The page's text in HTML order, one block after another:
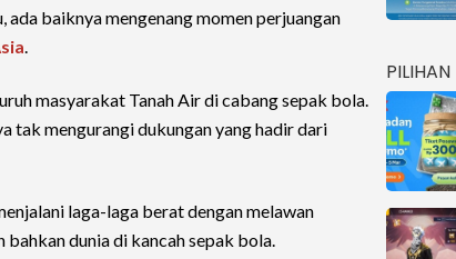
baiknya mengenang momen perjuangan
.
masyarakat Tanah Air di cabang sepak bola.
tak mengurangi dukungan yang hadir dari
laga-laga berat dengan melawan
dunia di kancah sepak bola.
PILIHAN